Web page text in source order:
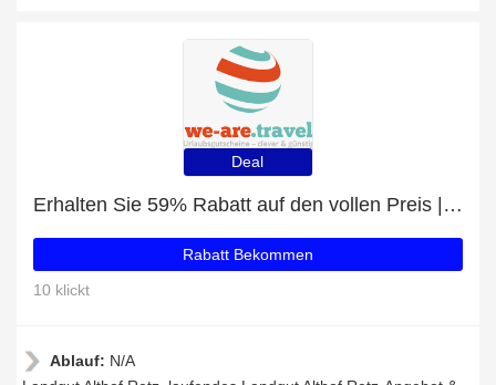
Deal
Erhalten Sie 59% Rabatt auf den vollen Preis | 5% Rabatt auf Landgut Althof Retz
Rabatt Bekommen
10 klickt
Ablauf: N/A